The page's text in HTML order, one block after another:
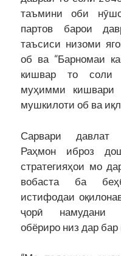
таъмини оби
партов барои
таъсиси низоми
об ва “Барномаи
кишвар то соли
муҳимми
мушкилоти об ва
Сарвари
Раҳмон иброз
стратегияҳои мо
вобаста ба
истифодаи
ҷорӣ намудани
обёриро низ дар бар